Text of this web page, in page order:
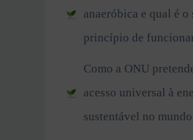
anaeróbica e qual é o
princípio de
Como a ONU
acesso universal à
sustentável no